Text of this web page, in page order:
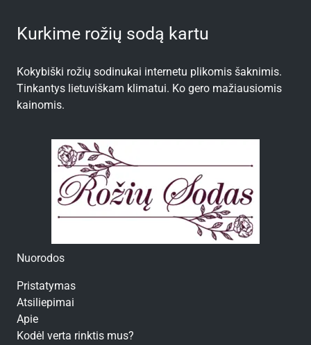
Kurkime rožių sodą kartu
Kokybiški rožių sodinukai internetu plikomis šaknimis.
Tinkantys lietuviškam klimatui. Ko gero mažiausiomis
kainomis.
Nuorodos
Pristatymas
Atsiliepimai
Apie
Kodėl verta rinktis mus?